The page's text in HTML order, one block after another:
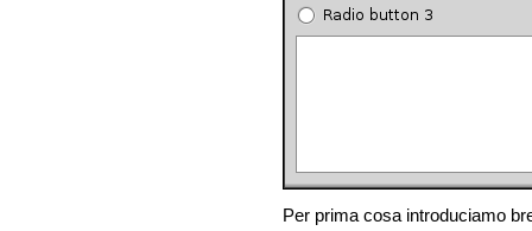
Per prima cosa introduciamo